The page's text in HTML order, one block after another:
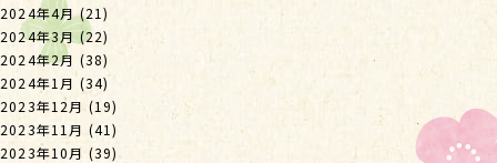
2024年4月(21)
2024年3月(22)
2024年2月 (38)
2024年1月 (34)
2023年12月 (19)
2023年11月 (41)
2023年10月 (39)